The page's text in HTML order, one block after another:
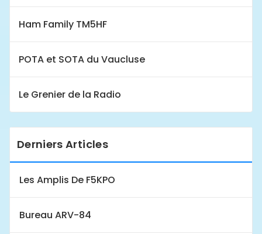
Ham Family TM5HF
POTA et SOTA du Vaucluse
Le Grenier de la Radio
Derniers Articles
Les Amplis De F5KPO
Bureau ARV-84